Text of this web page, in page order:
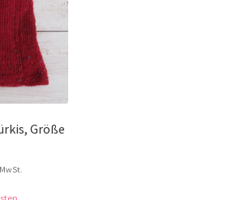
Größe